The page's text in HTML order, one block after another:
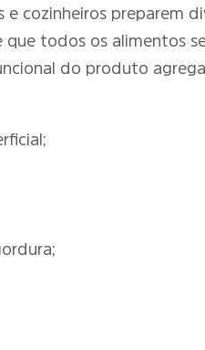
cozinheiros preparem
todos os alimentos
do produto